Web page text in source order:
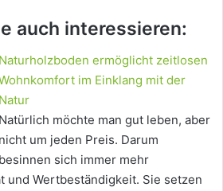
auch interessieren:
Naturholzboden ermöglicht zeitlosen
im Einklang mit der
Natur
Natürlich möchte man gut leben, aber
nicht um jeden Preis. Darum
besinnen sich immer mehr
und Wertbeständigkeit. Sie setzen